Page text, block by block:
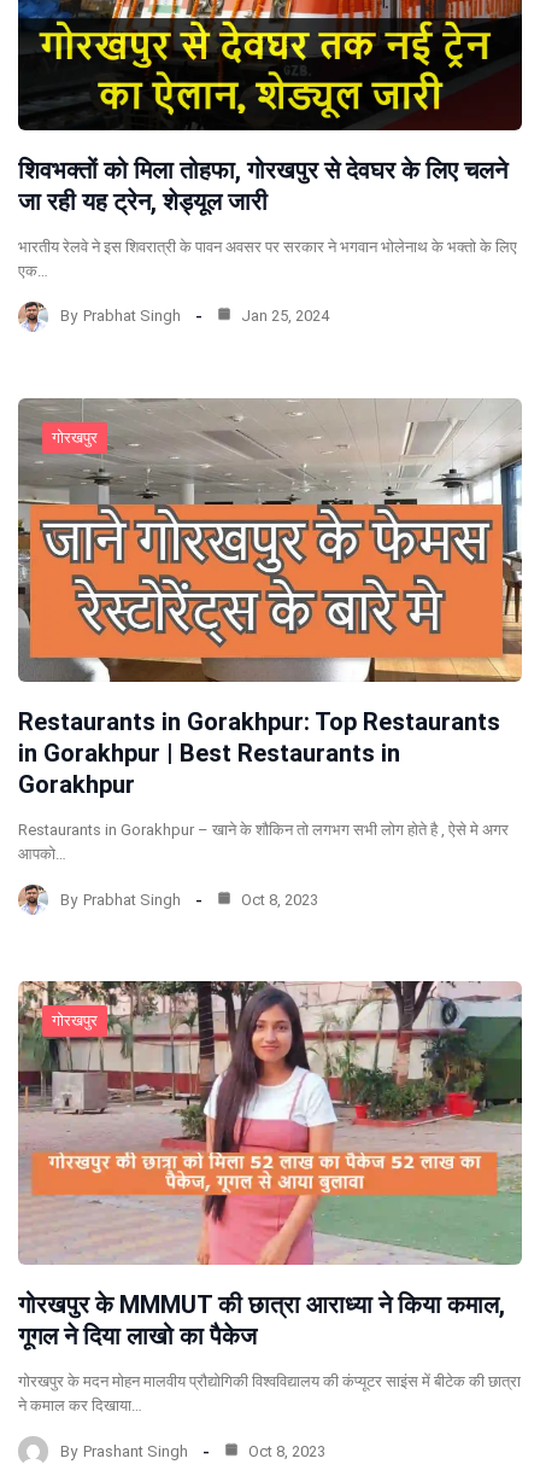
शिवभक्तों को मिला तोहफा, गोरखपुर से देवघर के लिए चलने
जा रही यह ट्रेन, शेड्यूल जारी
भारतीय रेलवे ने इस शिवरात्री के पावन अवसर पर सरकार ने भगवान भोलेनाथ के भक्तो के लिए
एक…
By Prabhat Singh Jan 25, 2024
गोरखपुर
Restaurants in Gorakhpur: Top Restaurants
in Gorakhpur | Best Restaurants in
Gorakhpur
Restaurants in Gorakhpur – खाने के शौकिन तो लगभग सभी लोग होते है , ऐसे मे अगर
आपको…
By Prabhat Singh Oct 8, 2023
गोरखपुर
गोरखपुर के MMMUT की छात्रा आराध्या ने किया कमाल,
गूगल ने दिया लाखो का पैकेज
गोरखपुर के मदन मोहन मालवीय प्रौद्योगिकी विश्वविद्यालय की कंप्यूटर साइंस में बीटेक की छात्रा
ने कमाल कर दिखाया…
By Prashant Singh Oct 8, 2023